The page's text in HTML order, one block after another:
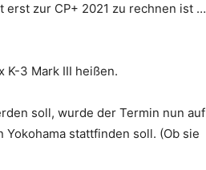
erst zur CP+ 2021 zu rechnen ist …
K-3 Mark III heißen.
soll, wurde der Termin nun auf
stattfinden soll. (Ob sie